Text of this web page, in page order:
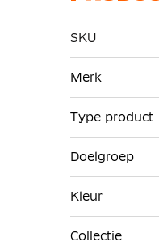
SKU
informatie
Merk
Type product
Doelgroep
Kleur
Collectie